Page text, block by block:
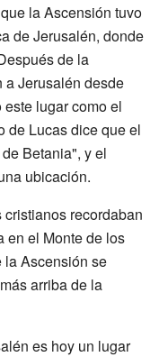
la Ascensión tuvo
de Jerusalén, donde
de la
a Jerusalén desde
lugar como el
de Lucas dice que el
Betania", y el
ubicación.
recordaban
en el Monte de los
la Ascensión se
arriba de la
es hoy un lugar